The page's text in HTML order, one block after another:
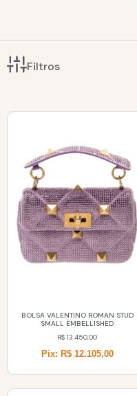
Filtros
BOLSA VALENTINO ROMAN STUD
SMALL EMBELLISHED
R$ 13.450,00
Pix: R$ 12.105,00